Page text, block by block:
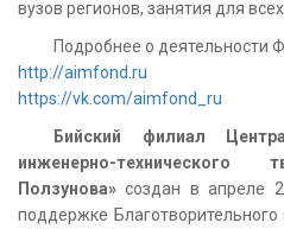
вузов регионов, занятия для
Подробнее о деятельности
http://aimfond.ru
https://vk.com/aimfond_ru
Бийский филиал
инженерно-технического
Ползунова» создан в апреле
поддержке